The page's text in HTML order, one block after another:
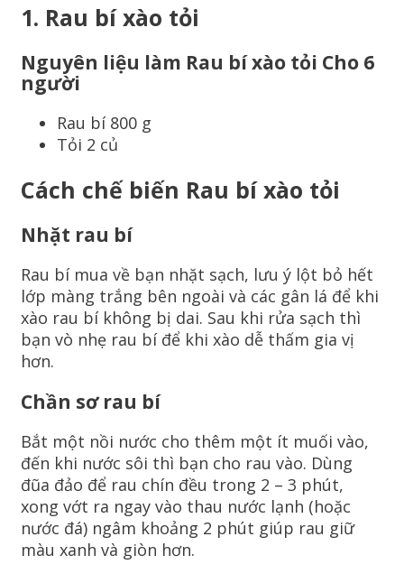
1. Rau bí xào tỏi
Nguyên liệu làm Rau bí xào tỏi Cho 6
người
Rau bí 800 g
Tỏi 2 củ
Cách chế biến Rau bí xào tỏi
Nhặt rau bí
Rau bí mua về bạn nhặt sạch, lưu ý lột bỏ hết
lớp màng trắng bên ngoài và các gân lá để khi
xào rau bí không bị dai. Sau khi rửa sạch thì
bạn vò nhẹ rau bí để khi xào dễ thấm gia vị
hơn.
Chần sơ rau bí
Bắt một nồi nước cho thêm một ít muối vào,
đến khi nước sôi thì bạn cho rau vào. Dùng
đũa đảo để rau chín đều trong 2 – 3 phút,
xong vớt ra ngay vào thau nước lạnh (hoặc
nước đá) ngâm khoảng 2 phút giúp rau giữ
màu xanh và giòn hơn.